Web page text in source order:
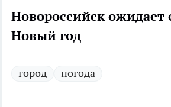
Новороссийск
Новый год
город погода